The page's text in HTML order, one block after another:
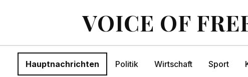
VOICE OF
Hauptnachrichten Politik Wirtschaft Sport